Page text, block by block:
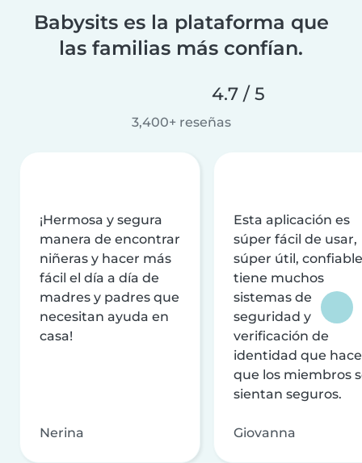
Babysits es la plataforma que
las familias más confían.
4.7 / 5
3,400+ reseñas
¡Hermosa y segura
manera de encontrar
niñeras y hacer más
fácil el día a día de
madres y padres que
necesitan ayuda en
casa!
Nerina
Esta aplicación es
súper fácil de usar,
súper útil,
tiene muchos
sistemas de
seguridad y
verificación de
identidad que
que los miembros
sientan seguros.
Giovanna